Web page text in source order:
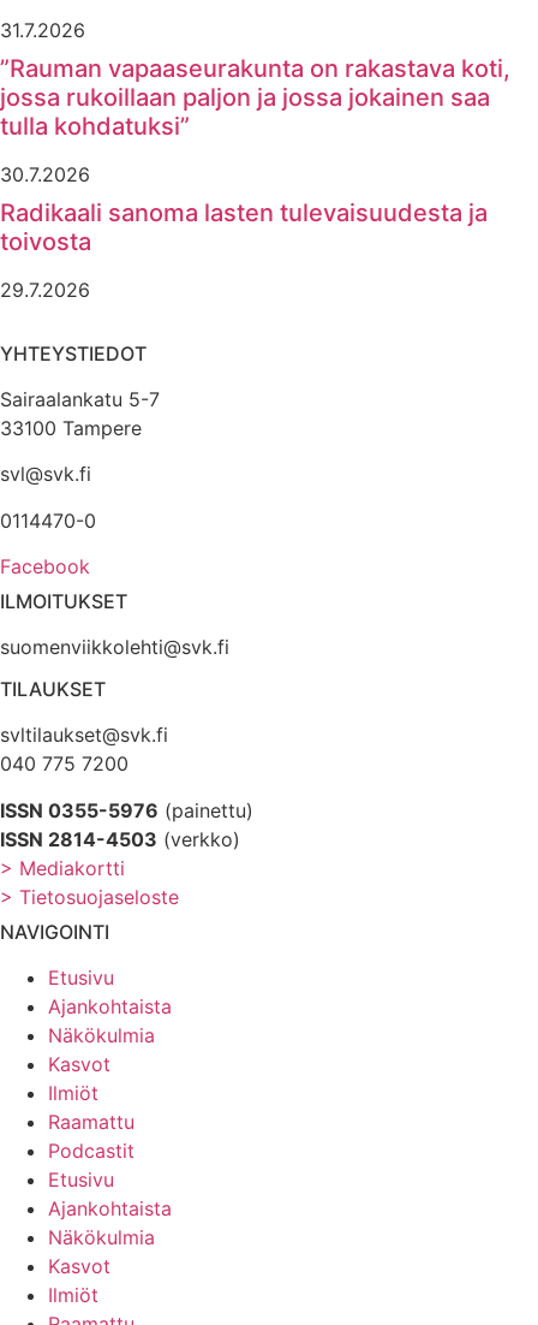
31.7.2026
”Rauman vapaaseurakunta on rakastava koti,
jossa rukoillaan paljon ja jossa jokainen saa
tulla kohdatuksi”
30.7.2026
Radikaali sanoma lasten tulevaisuudesta ja
toivosta
29.7.2026
YHTEYSTIEDOT
Sairaalankatu 5-7
33100 Tampere
svl@svk.fi
0114470-0
Facebook
ILMOITUKSET
suomenviikkolehti@svk.fi
TILAUKSET
svltilaukset@svk.fi
040 775 7200
ISSN 0355-5976 (painettu)
ISSN 2814-4503 (verkko)
> Mediakortti
> Tietosuojaseloste
NAVIGOINTI
Etusivu
Ajankohtaista
Näkökulmia
Kasvot
Ilmiöt
Raamattu
Podcastit
Etusivu
Ajankohtaista
Näkökulmia
Kasvot
Ilmiöt